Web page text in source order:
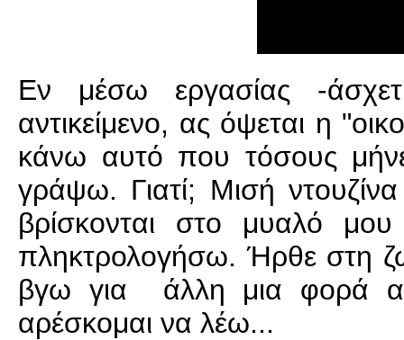
Εν μέσω εργασίας -
αντικείμενο, ας όψεται η
κάνω αυτό που τόσους
γράψω. Γιατί; Μισή ντουζίνα
βρίσκονται στο μυαλό
πληκτρολογήσω. Ήρθε στη
βγω για άλλη μια φορά
αρέσκομαι να λέω...